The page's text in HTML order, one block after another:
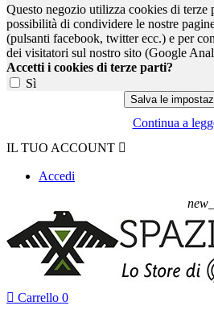
Questo negozio utilizza cookies di terze
possibilità di condividere le nostre
(pulsanti facebook, twitter ecc.) e per
dei visitatori sul nostro sito (Google
Accetti i cookies di terze parti?
Sì
Continua a
IL TUO ACCOUNT 
Accedi
 Carrello 0